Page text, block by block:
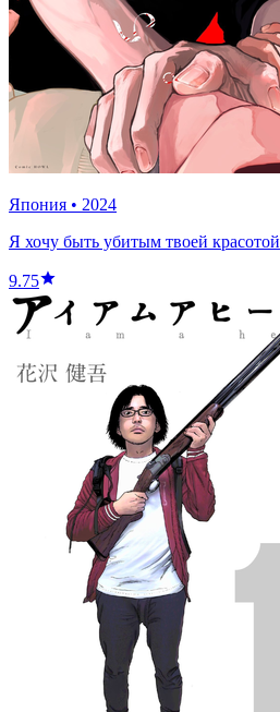
Япония • 2024
Я хочу быть убитым твоей красотой
9.75